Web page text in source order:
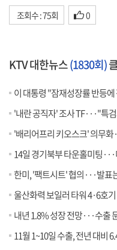
조회수 : 75회 0
KTV 대한뉴스(1830회)
이 대통령 "잠재성장률 반등
'내란 공직자' 조사 TF···"특
'배리어프리 키오스크' 의무화
14일 경기북부 타운홀미팅
한미, '팩트시트' 협의···발표
울산화력 보일러 타워 4·6호
내년 1.8% 성장 전망···수출
11월 1~10일 수출, 전년 대비